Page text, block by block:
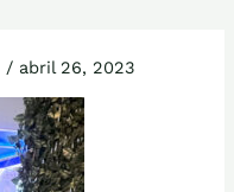
/ abril 26, 2023